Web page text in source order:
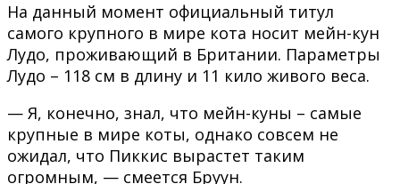
На данный момент официальный титул
самого крупного в мире кота носит мейн-кун
Лудо, проживающий в Британии. Параметры
Лудо – 118 см в длину и 11 кило живого веса.
— Я, конечно, знал, что мейн-куны – самые
крупные в мире коты, однако совсем не
ожидал, что Пиккис вырастет таким
огромным, — смеется Бруун.